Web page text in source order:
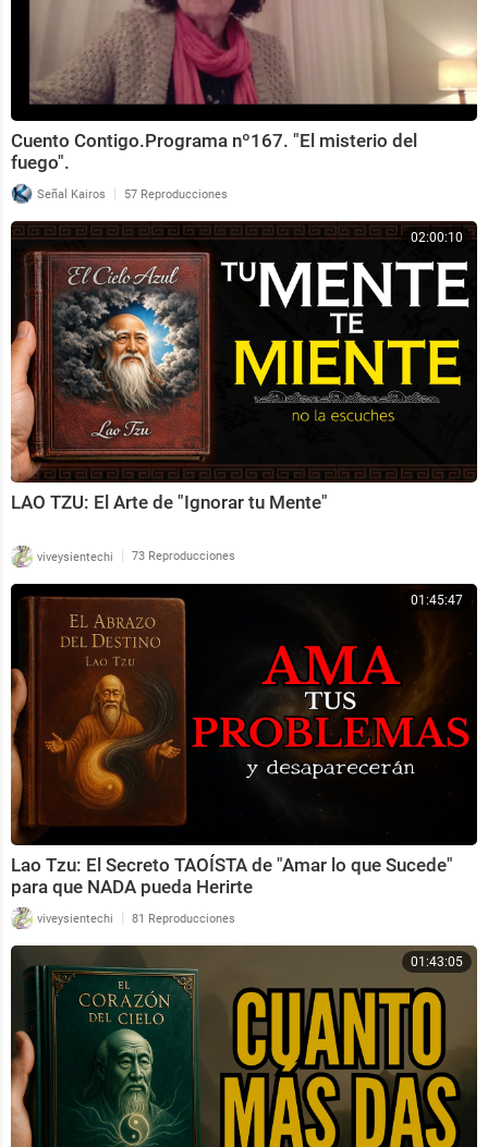
Cuento Contigo.Programa nº167. "El misterio del
fuego".
Señal Kairos | 57 Reproducciones
02:00:10
LAO TZU: El Arte de "Ignorar tu Mente"
viveysientechi | 73 Reproducciones
01:45:47
Lao Tzu: El Secreto TAOÍSTA de "Amar lo que Sucede"
para que NADA pueda Herirte
viveysientechi | 81 Reproducciones
01:43:05